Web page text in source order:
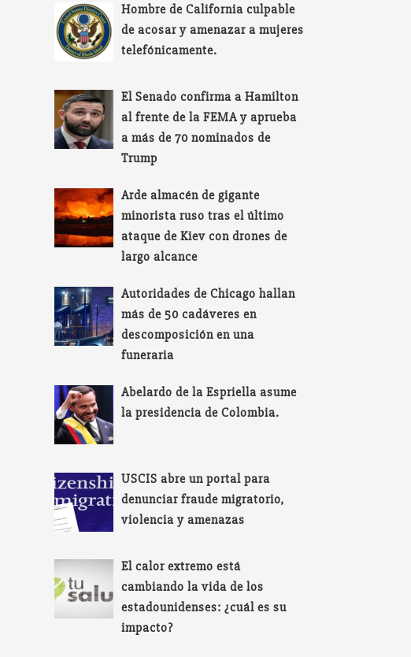
Hombre de California culpable
de acosar y amenazar a mujeres
telefónicamente.
El Senado confirma a Hamilton
al frente de la FEMA y aprueba
a más de 70 nominados de
Trump
Arde almacén de gigante
minorista ruso tras el último
ataque de Kiev con drones de
largo alcance
Autoridades de Chicago hallan
más de 50 cadáveres en
descomposición en una
funeraria
Abelardo de la Espriella asume
la presidencia de Colombia.
USCIS abre un portal para
denunciar fraude migratorio,
violencia y amenazas
El calor extremo está
cambiando la vida de los
estadounidenses: ¿cuál es su
impacto?